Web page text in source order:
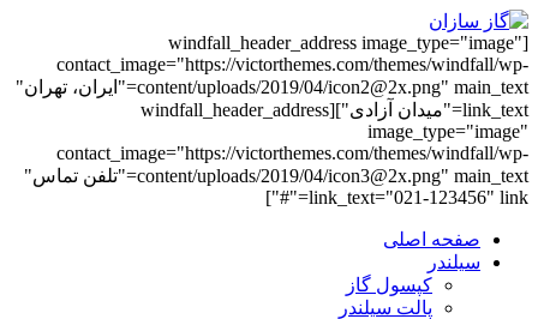
[windfall_header_address image_type="image"
contact_image="https://victorthemes.com/themes/windfall/wp-
content/uploads/2019/04/icon2@2x.png" main_text="ایران، تهران"
link_text="میدان آزادی"][windfall_header_address
image_type="image"
contact_image="https://victorthemes.com/themes/windfall/wp-
content/uploads/2019/04/icon3@2x.png" main_text="تلفن تماس"
link_text="021-123456" link="#"]
صفحه اصلی
سیلندر
کپسول گاز
پالت سیلندر